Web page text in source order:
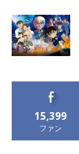
15,399
ファン